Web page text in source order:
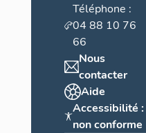
Téléphone :
04 88 10 76
66
Nous
contacter
Aide
Accessibilité :
non conforme